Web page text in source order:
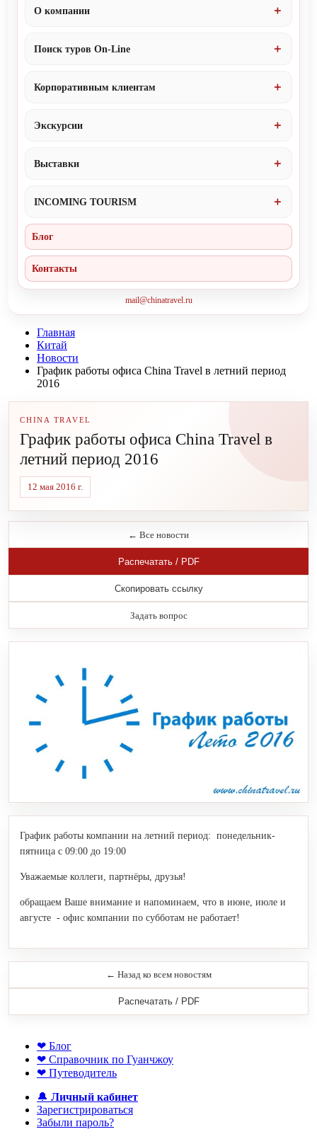
О компании
Поиск туров On-Line
Корпоративным клиентам
Экскурсии
Выставки
INCOMING TOURISM
Блог
Контакты
mail@chinatravel.ru
Главная
Китай
Новости
График работы офиса China Travel в летний период
2016
CHINA TRAVEL
График работы офиса China Travel в
летний период 2016
12 мая 2016 г.
← Все новости
Распечатать / PDF
Скопировать ссылку
Задать вопрос
График работы компании на летний период: понедельник-
пятница с 09:00 до 19:00
Уважаемые коллеги, партнёры, друзья!
обращаем Ваше внимание и напоминаем, что в июне, июле и
августе - офис компании по субботам не работает!
← Назад ко всем новостям
Распечатать / PDF
❤ Блог
❤ Справочник по Гуанчжоу
❤ Путеводитель
🔔 Личный кабинет
Зарегистрироваться
Забыли пароль?